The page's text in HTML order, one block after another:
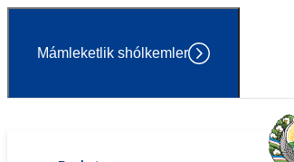
Mámleketlik shólkemler
Трансформация